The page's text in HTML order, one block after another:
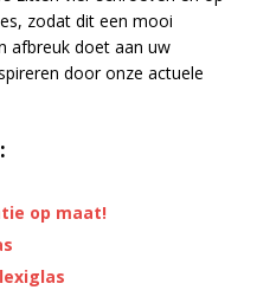
zodat dit een mooi
afbreuk doet aan uw
door onze actuele
op maat!